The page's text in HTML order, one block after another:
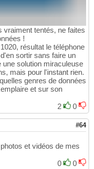
vraiment tentés, ne faites
!
résultat le téléphone
sortir sans faire un
solution miraculeuse
mais pour l'instant rien.
genres de données
et sur son
2
0
#64
et vidéos de mes
0
0